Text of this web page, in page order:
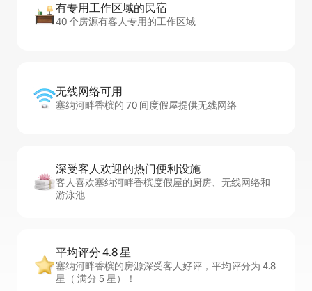
有专用工作区域的民宿
40 个房源有客人专用的工作区域
无线网络可用
塞纳河畔香槟的 70 间度假屋提供无线网络
深受客人欢迎的热门便利设施
客人喜欢塞纳河畔香槟度假屋的厨房、无线网络和
游泳池
平均评分 4.8 星
塞纳河畔香槟的房源深受客人好评，平均评分为 4.8
星（ 满分 5 星）！